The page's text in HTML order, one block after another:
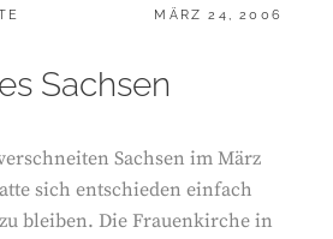
POSTED
MÄRZ 24, 2006
Sachsen
Sachsen im März
sich entschieden einfach
bleiben. Die Frauenkirche in